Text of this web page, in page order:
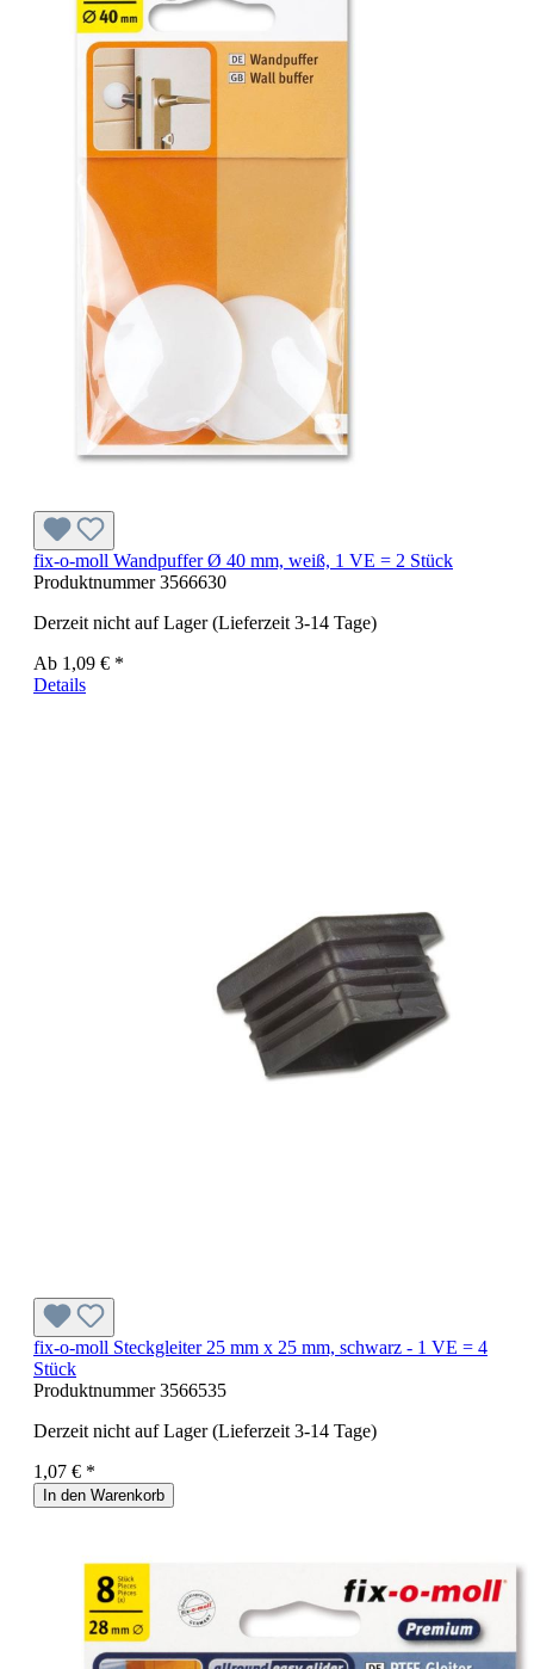
fix-o-moll Wandpuffer Ø 40 mm, weiß, 1 VE = 2 Stück
Produktnummer3566630
Derzeit nicht auf Lager (Lieferzeit 3-14 Tage)
Ab 1,09 € *
Details
fix-o-moll Steckgleiter 25 mm x 25 mm, schwarz - 1 VE = 4
Stück
Produktnummer3566535
Derzeit nicht auf Lager (Lieferzeit 3-14 Tage)
1,07 € *
In den Warenkorb